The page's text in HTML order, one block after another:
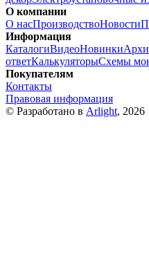
О компании
О насПроизводствоНовости
Информация
КаталогиВидеоНовинки
ответКалькуляторыСхемы
Покупателям
Контакты
Правовая информация
© Разработано в Arlight, 2026